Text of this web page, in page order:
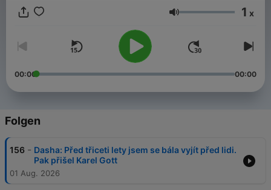
Lautstärke 1 x
00:00 00:00
Folgen
156 - Dasha: Před třiceti lety jsem se bála vyjít před lidi.
Pak přišel Karel Gott
01 Aug. 2026